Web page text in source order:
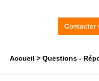
Contacter
Accueil Questions -